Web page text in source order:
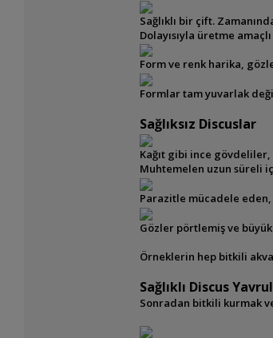
Sağlıklı bir çift.
Dolayısıyla üretme
Form ve renk harika,
Formlar tam yuvarlak
Sağlıksız Discuslar
Kağıt gibi ince gövdeliler,
Muhtemelen uzun süreli
Parazitle mücadele eden,
Gözler pörtlemiş ve
Örneklerin hep bitkili
Sağlıklı Discus
Sonradan bitkili kurmak